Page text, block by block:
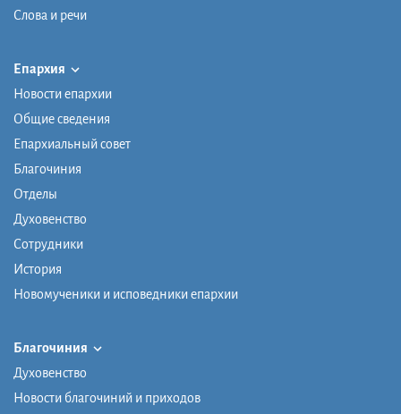
Слова и речи
Епархия
Новости епархии
Общие сведения
Епархиальный совет
Благочиния
Отделы
Духовенство
Сотрудники
История
Новомученики и исповедники епархии
Благочиния
Духовенство
Новости благочиний и приходов